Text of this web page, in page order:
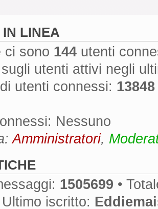
su un altro forum? Grazie!
01, 2024 11:25 am
»lA mcx NON è MICA
14, 2024 6:50 pm
» Se l'hai presa nuova, ma
2024 10:01 am
»ciao a tutti. Ho comprato
sotto. non si vede tanto ma
IN LINEA
ci sono 144 utenti
utenti attivi negli
utenti connessi: 13848
Nessuno
Amministratori,
1505699 •
Ultimo iscritto: